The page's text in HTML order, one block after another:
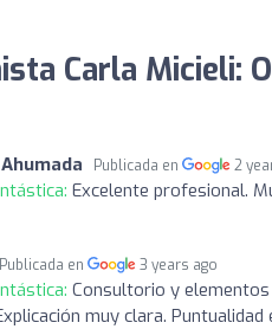
Carla Micieli:
Publicada en 2
Excelente profesional.
Publicada en 3 years ago
Consultorio y
muy clara.